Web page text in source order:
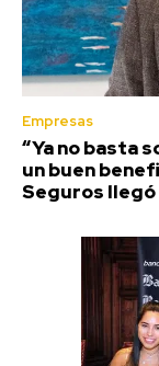
Empresas
“Ya no basta
un buen
Seguros llegó